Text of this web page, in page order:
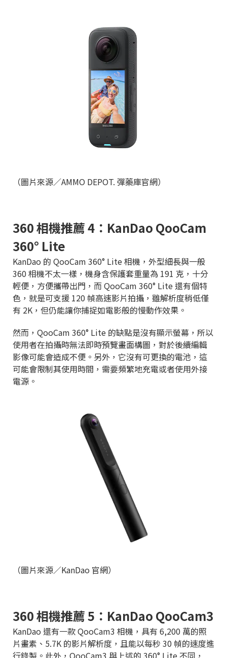
（圖片來源／AMMO DEPOT. 彈藥庫官網）
360 相機推薦 4：KanDao QooCam
360° Lite
KanDao 的 QooCam 360° Lite 相機，外型細長與一般
360 相機不太一樣，機身含保護套重量為 191 克，十分
輕便，方便攜帶出門，而 QooCam 360° Lite 還有個特
色，就是可支援 120 幀高速影片拍攝，雖解析度稍低僅
有 2K，但仍能讓你捕捉如電影般的慢動作效果。
然而，QooCam 360° Lite 的缺點是沒有顯示螢幕，所以
使用者在拍攝時無法即時預覽畫面構圖，對於後續編輯
影像可能會造成不便。另外，它沒有可更換的電池，這
可能會限制其使用時間，需要頻繁地充電或者使用外接
電源。
（圖片來源／KanDao 官網）
360 相機推薦 5：KanDao QooCam3
KanDao 還有一款 QooCam3 相機，具有 6,200 萬的照
片畫素、5.7K 的影片解析度，且能以每秒 30 幀的速度進
行錄製。此外，QooCam3 與上述的 360° Lite 不同，